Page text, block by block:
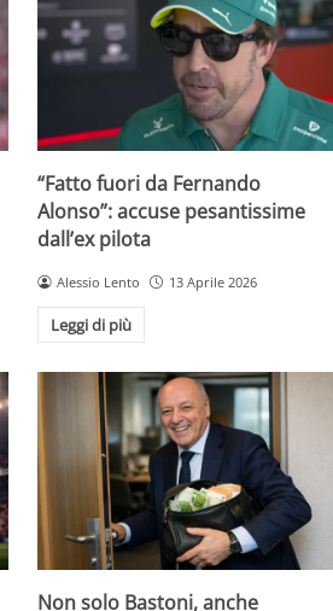
“Fatto fuori da Fernando
Alonso”: accuse pesantissime
dall’ex pilota
Alessio Lento 13 Aprile 2026
Leggi di più
Non solo Bastoni, anche